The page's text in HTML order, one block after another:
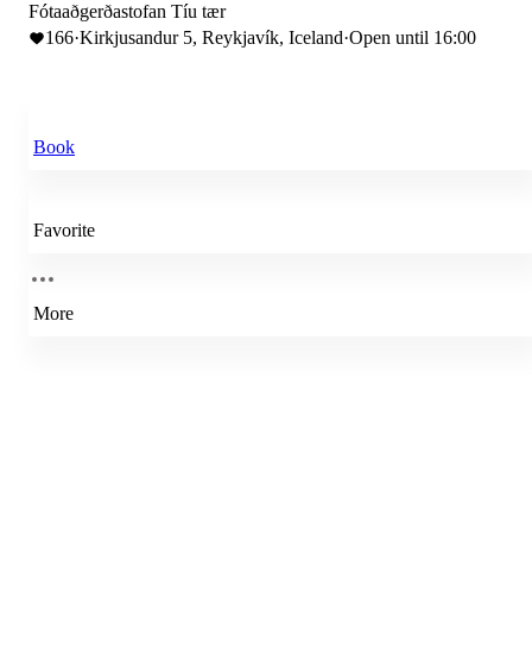
Fótaaðgerðastofan Tíu tær
166·Kirkjusandur 5, Reykjavík, Iceland·Open until 16:00
Book
Favorite
More